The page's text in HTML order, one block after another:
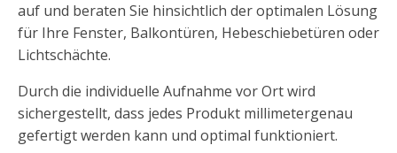
auf und beraten Sie hinsichtlich der optimalen Lösung
für Ihre Fenster, Balkontüren, Hebeschiebetüren oder
Lichtschächte.
Durch die individuelle Aufnahme vor Ort wird
sichergestellt, dass jedes Produkt millimetergenau
gefertigt werden kann und optimal funktioniert.